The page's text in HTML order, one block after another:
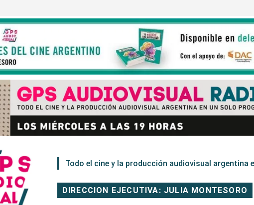
Todo el cine y la producción audiovisual argentina
DIRECCION EJECUTIVA: JULIA MONTESORO